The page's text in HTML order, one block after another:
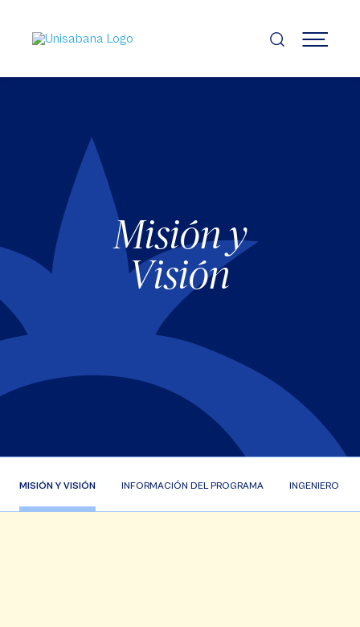
contenido
principal
MENÚ
Misión y
Visión
MISIÓN Y VISIÓN INFORMACIÓN DEL PROGRAMA INGENIERO